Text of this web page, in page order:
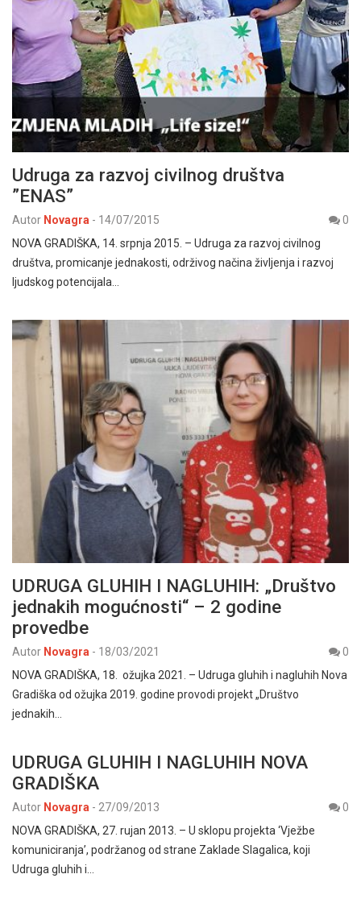
Udruga za razvoj civilnog društva
”ENAS”
Autor Novagra - 14/07/2015
0
NOVA GRADIŠKA, 14. srpnja 2015. – Udruga za razvoj civilnog
društva, promicanje jednakosti, održivog načina življenja i razvoj
ljudskog potencijala…
UDRUGA GLUHIH I NAGLUHIH: „Društvo
jednakih mogućnosti“ – 2 godine
provedbe
Autor Novagra - 18/03/2021
0
NOVA GRADIŠKA, 18. ožujka 2021. – Udruga gluhih i nagluhih Nova
Gradiška od ožujka 2019. godine provodi projekt „Društvo
jednakih…
UDRUGA GLUHIH I NAGLUHIH NOVA
GRADIŠKA
Autor Novagra - 27/09/2013
0
NOVA GRADIŠKA, 27. rujan 2013. – U sklopu projekta ‘Vježbe
komuniciranja’, podržanog od strane Zaklade Slagalica, koji
Udruga gluhih i…